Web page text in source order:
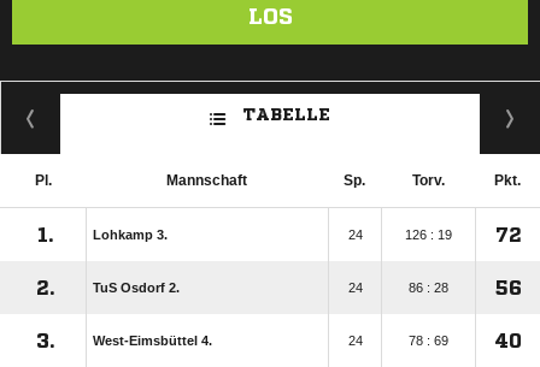
LOS
TABELLE
Pl. Mannschaft Sp. Torv. Pkt.
1. Lohkamp 3. 24 126 : 19 72
2. TuS Osdorf 2. 24 86 : 28 56
3. West-Eimsbüttel 4. 24 78 : 69 40